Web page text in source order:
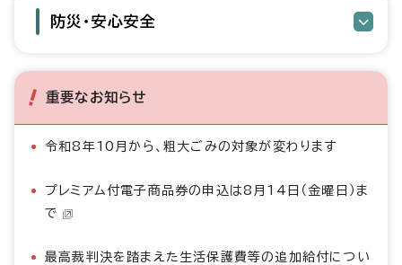
防災・安心安全
重要なお知らせ
令和8年10月から、粗大ごみの対象が変わります
プレミアム付電子商品券の申込は8月14日（金曜日）ま
で
最高裁判決を踏まえた生活保護費等の追加給付につい